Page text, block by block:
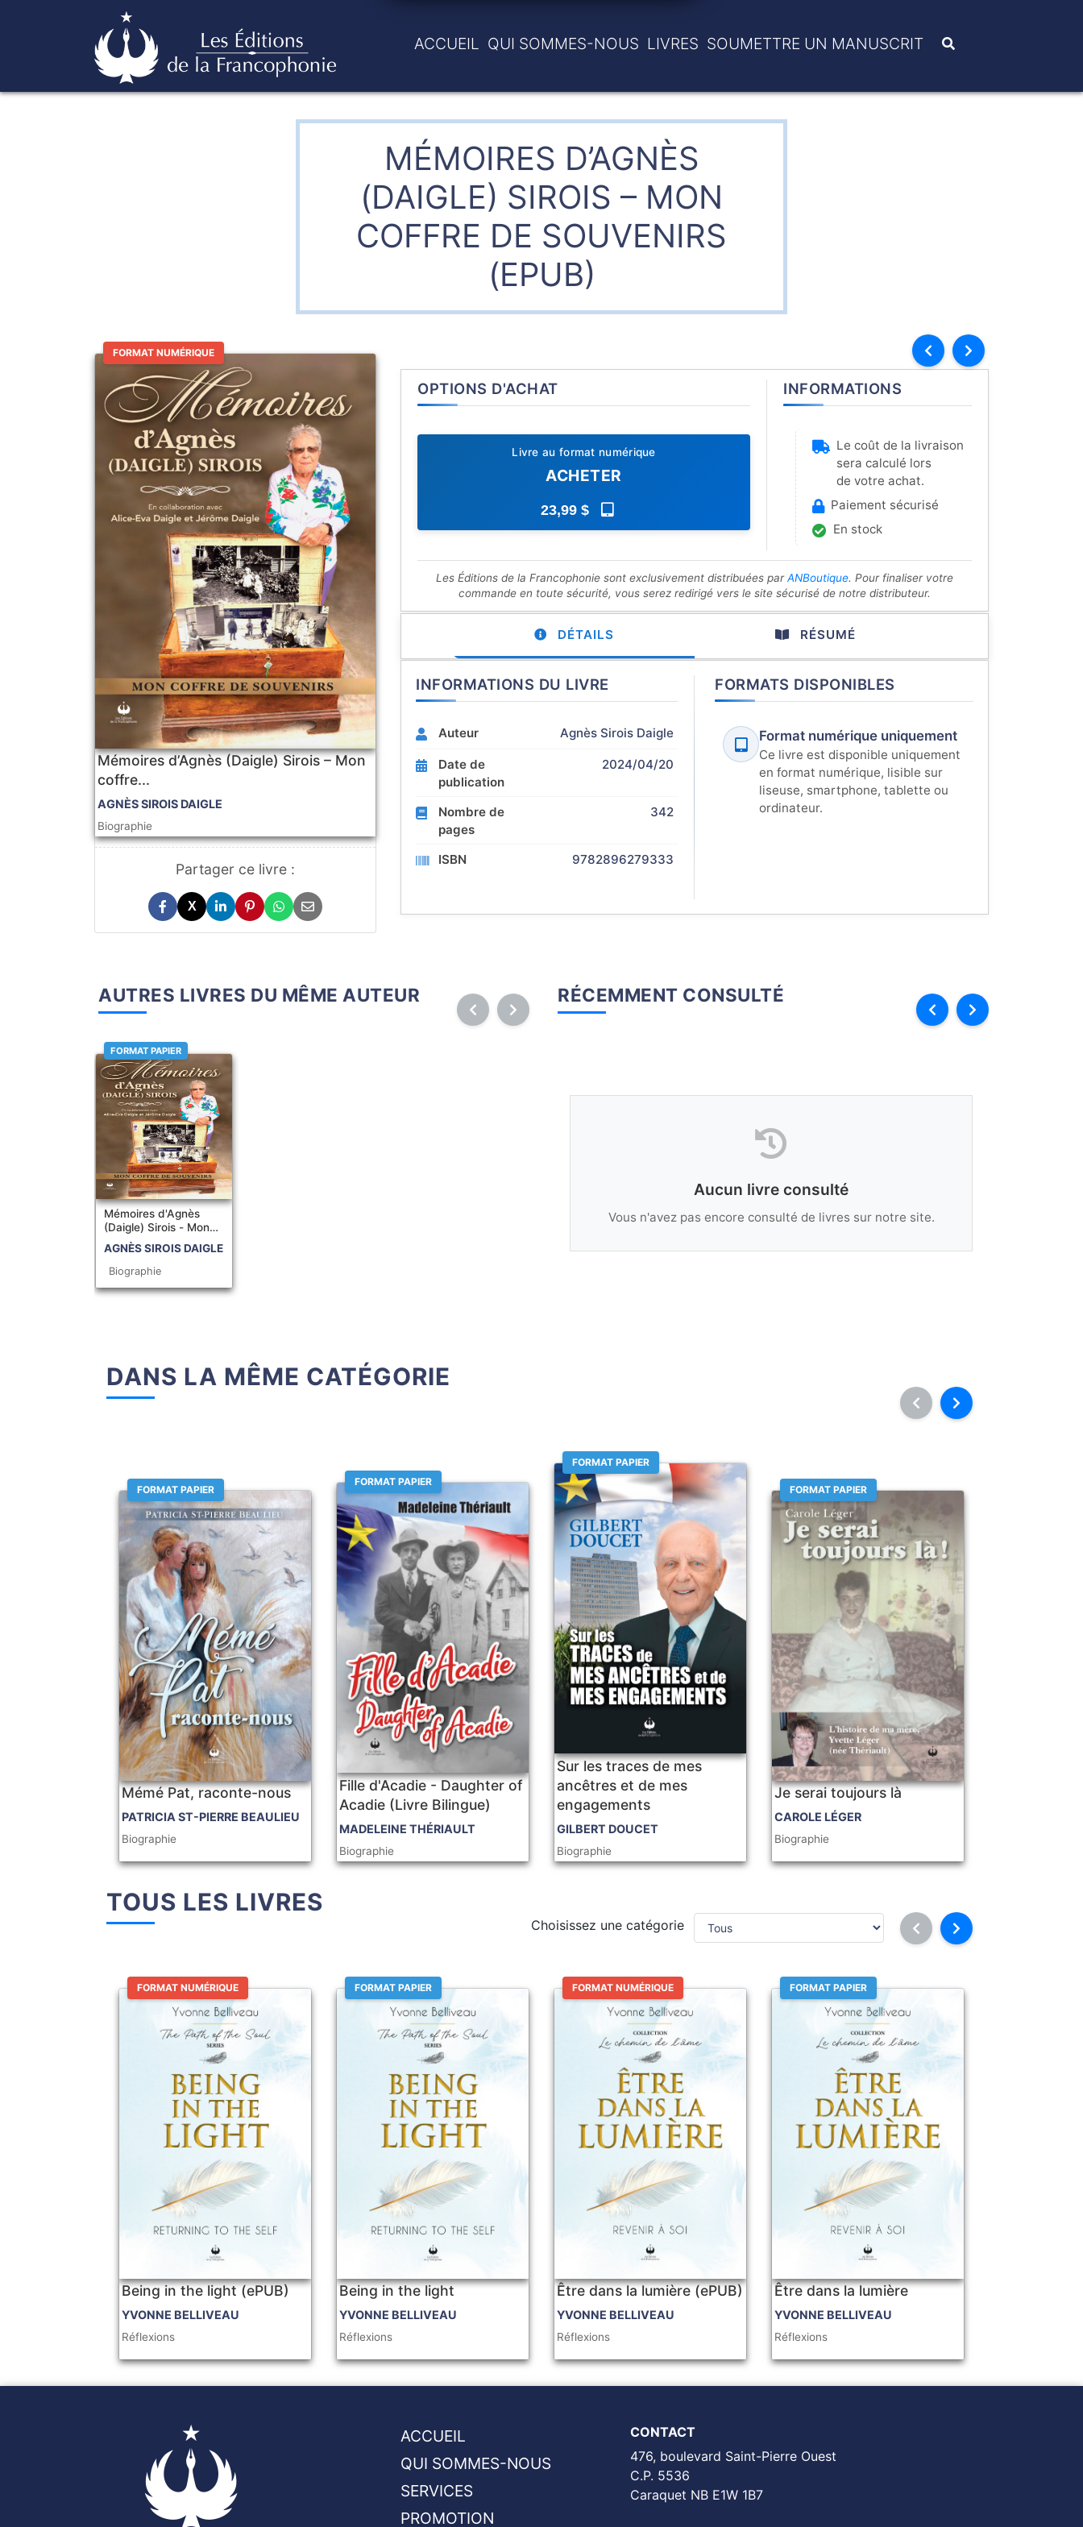
Skip
Éditions de la francophonie
ACCUEIL QUI SOMMES-NOUS LIVRES SOUMETTRE UN MANUSCRIT
MÉMOIRES D’AGNÈS
(DAIGLE) SIROIS – MON
COFFRE DE SOUVENIRS
(EPUB)
FORMAT NUMÉRIQUE
Mémoires d’Agnès (Daigle) Sirois – Mon
coffre...
AGNÈS SIROIS DAIGLE
Biographie
Partager ce livre :
X
OPTIONS D'ACHAT
Livre au format numérique
ACHETER
23,99 $
INFORMATIONS
Le coût de la livraison
sera calculé lors
de votre achat.
Paiement sécurisé
En stock
Les Éditions de la Francophonie sont exclusivement distribuées parANBoutique. Pour finaliser votre
commande en toute sécurité, vous serez redirigé vers le site sécurisé de notre distributeur.
DÉTAILS RÉSUMÉ
INFORMATIONS DU LIVRE
Auteur Agnès Sirois Daigle
Date de
publication
2024/04/20
Nombre de
pages
342
ISBN 9782896279333
FORMATS DISPONIBLES
Format numérique uniquement
Ce livre est disponible uniquement
en format numérique, lisible sur
liseuse, smartphone, tablette ou
ordinateur.
AUTRES LIVRES DU MÊME AUTEUR
FORMAT PAPIER
Mémoires d'Agnès
(Daigle) Sirois - Mon
coffre de souvenirs
AGNÈS SIROIS DAIGLE
Biographie
RÉCEMMENT CONSULTÉ
Aucun livre consulté
Vous n'avez pas encore consulté de livres sur notre site.
DANS LA MÊME CATÉGORIE
FORMAT PAPIER
Mémé Pat, raconte-nous
PATRICIA ST-PIERRE BEAULIEU
Biographie
FORMAT PAPIER
Fille d'Acadie - Daughter of
Acadie (Livre Bilingue)
MADELEINE THÉRIAULT
Biographie
FORMAT PAPIER
Sur les traces de mes
ancêtres et de mes
engagements
GILBERT DOUCET
Biographie
FORMAT PAPIER
Je serai toujours là
CAROLE LÉGER
Biographie
TOUS LES LIVRES
Choisissez une catégorie
FORMAT NUMÉRIQUE
Being in the light (ePUB)
YVONNE BELLIVEAU
Réflexions
FORMAT PAPIER
Being in the light
YVONNE BELLIVEAU
Réflexions
FORMAT NUMÉRIQUE
Être dans la lumière (ePUB)
YVONNE BELLIVEAU
Réflexions
FORMAT PAPIER
Être dans la lumière
YVONNE BELLIVEAU
Réflexions
ACCUEIL
QUI SOMMES-NOUS
SERVICES
PROMOTION
CONTACT
476, boulevard Saint-Pierre Ouest
C.P. 5536
Caraquet NB E1W 1B7